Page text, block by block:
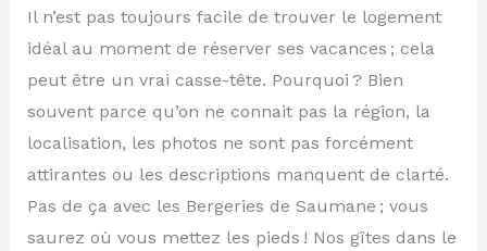
Il n’est pas toujours facile de trouver le logement
idéal au moment de réserver ses vacances ; cela
peut être un vrai casse-tête. Pourquoi ? Bien
souvent parce qu’on ne connait pas la région, la
localisation, les photos ne sont pas forcément
attirantes ou les descriptions manquent de clarté.
Pas de ça avec les Bergeries de Saumane ; vous
saurez où vous mettez les pieds ! Nos gîtes dans le